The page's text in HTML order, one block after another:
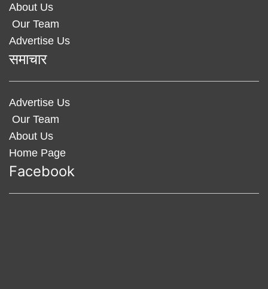
About Us
Our Team
Advertise Us
समाचार
Advertise Us
Our Team
About Us
Home Page
Facebook